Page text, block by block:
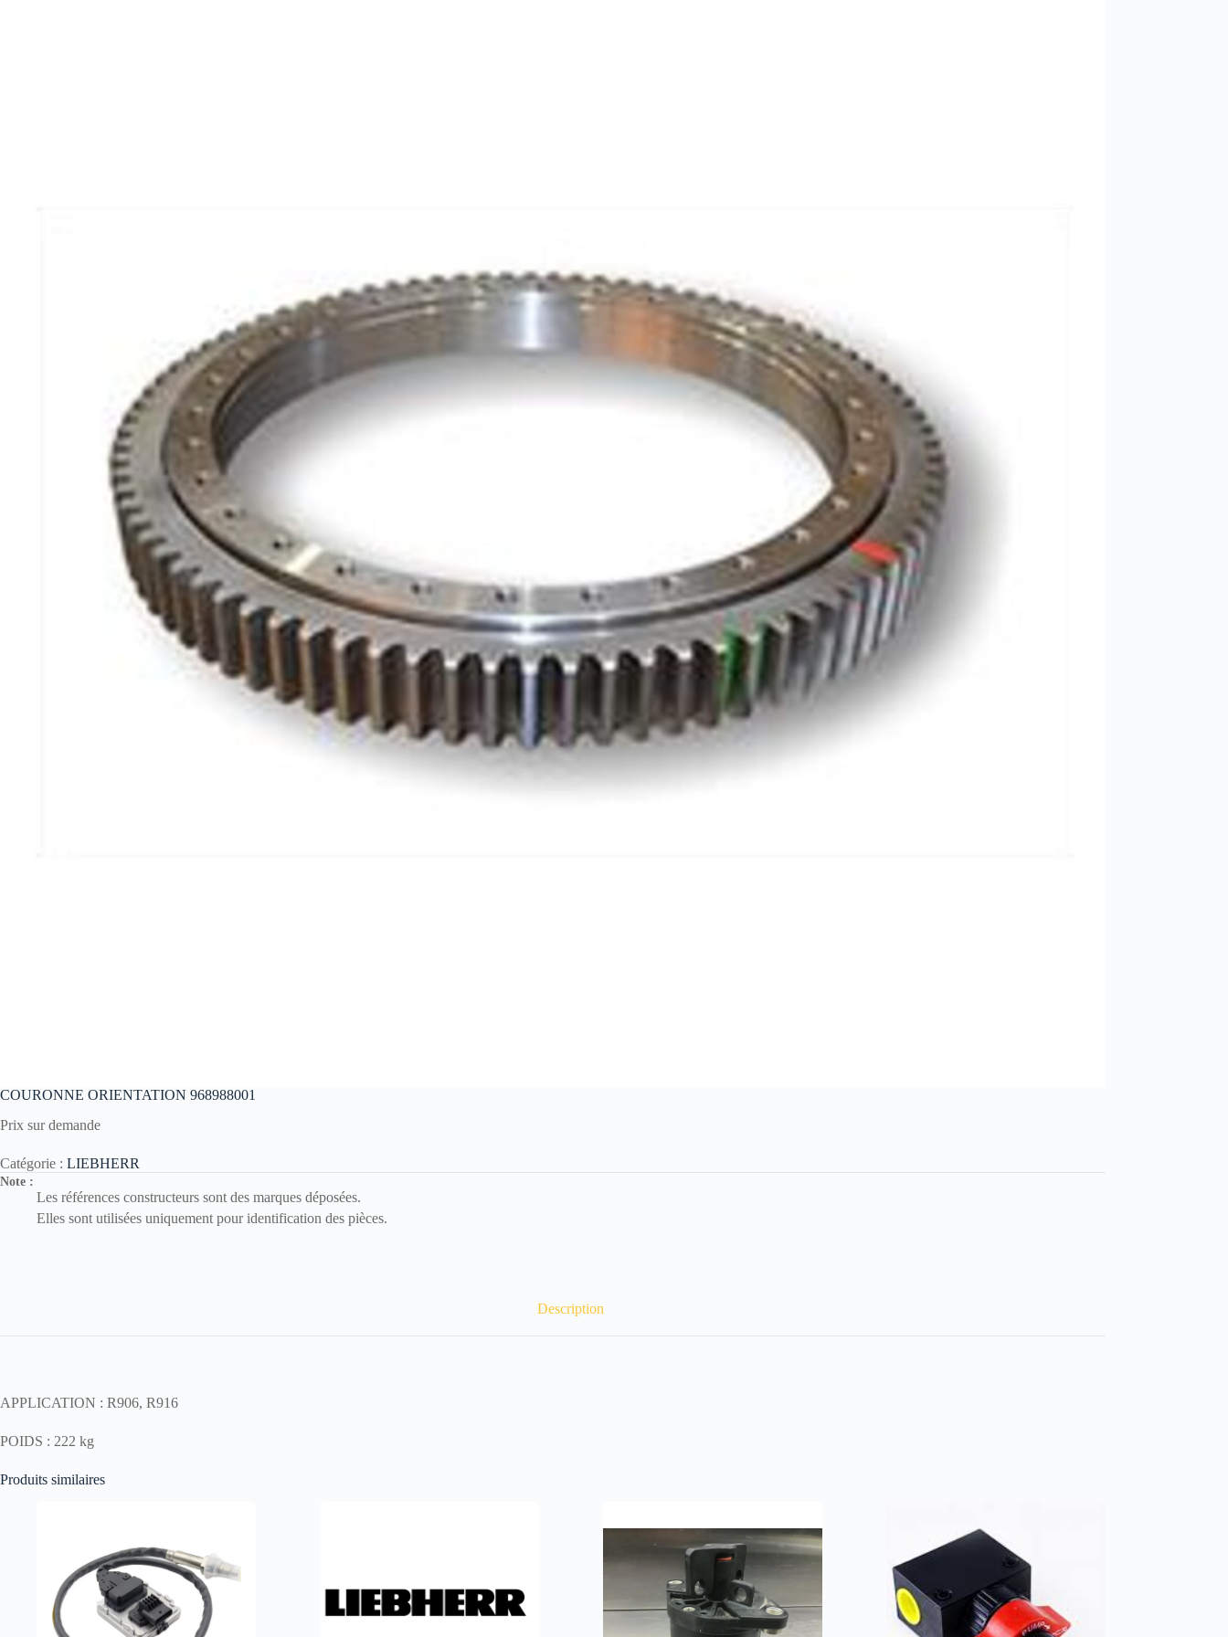
COURONNE ORIENTATION 968988001
Prix sur demande
Catégorie : LIEBHERR
Note :
Les références constructeurs sont des marques déposées.
Elles sont utilisées uniquement pour identification des pièces.
Description
APPLICATION : R906, R916
POIDS : 222 kg
Produits similaires